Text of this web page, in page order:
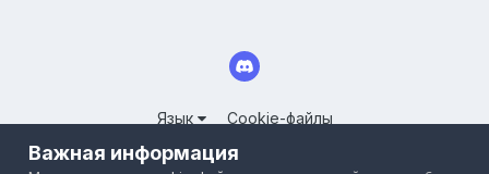
Язык Cookie-файлы
© 2025 СООБЩЕСТВО СЕРВЕРОВ LINEAGE II FORUM.CLOUDY-
WORLD.RU
Важная информация